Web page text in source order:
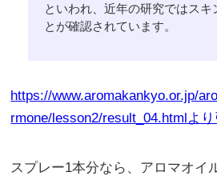
といわれ、近年の研究ではスキ
とが確認されています。
https://www.aromakankyo.or.jp/
rmone/lesson2/result_04.htmlより
スプレー1本分なら、アロマオイ